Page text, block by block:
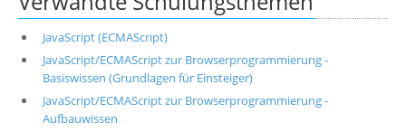
JavaScript (ECMAScript)
JavaScript/ECMAScript zur Browserprogrammierung -
Basiswissen (Grundlagen für Einsteiger)
JavaScript/ECMAScript zur Browserprogrammierung -
Aufbauwissen